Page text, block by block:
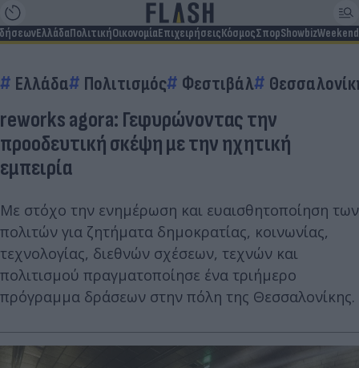
ΕλλάδαΠολιτικήΟικονομίαΕπιχειρήσειςΚόσμοςΣπορShowbizWeekend
Ελλάδα Πολιτισμός Φεστιβάλ
reworks agora: Γεφυρώνοντας την
προοδευτική σκέψη με την ηχητική
εμπειρία
Με στόχο την ενημέρωση και ευαισθητοποίηση των
πολιτών για ζητήματα δημοκρατίας, κοινωνίας,
τεχνολογίας, διεθνών σχέσεων, τεχνών και
πολιτισμού πραγματοποίησε ένα τριήμερο
πρόγραμμα δράσεων στην πόλη της Θεσσαλονίκης.